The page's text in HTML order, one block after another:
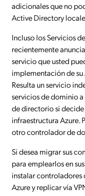
adicionales que no
Active Directory
Incluso los Servicios
recientemente
servicio que usted
implementación de
Resulta un servicio
servicios de dominio
de directorio si
infraestructura Azure.
otro controlador de
Si desea migrar sus
para emplearlos en
instalar controladores
Azure y replicar vía